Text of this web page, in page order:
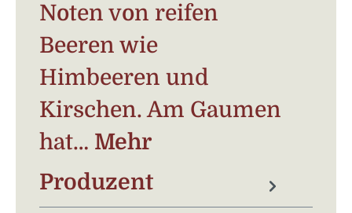
Noten von reifen
Beeren wie
Himbeeren und
Kirschen. Am Gaumen
hat… Mehr
Produzent